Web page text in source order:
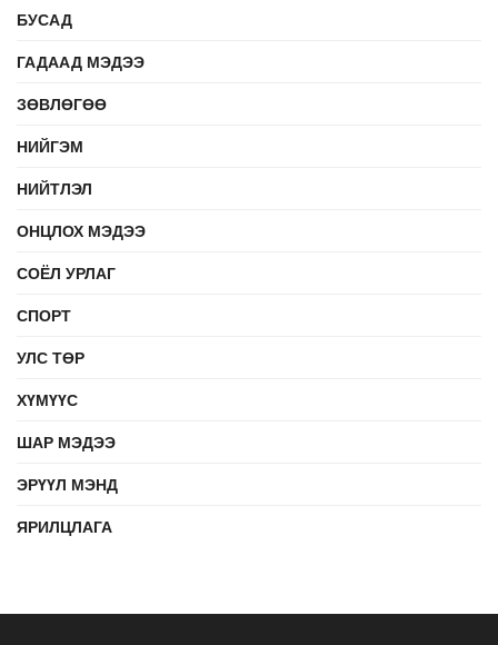
БУСАД
ГАДААД МЭДЭЭ
ЗӨВЛӨГӨӨ
НИЙГЭМ
НИЙТЛЭЛ
ОНЦЛОХ МЭДЭЭ
СОЁЛ УРЛАГ
СПОРТ
УЛС ТӨР
ХҮМҮҮС
ШАР МЭДЭЭ
ЭРҮҮЛ МЭНД
ЯРИЛЦЛАГА